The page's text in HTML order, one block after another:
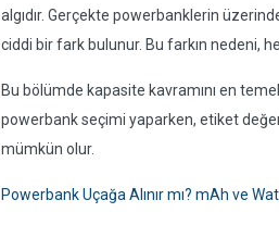
algıdır. Gerçekte powerbanklerin
ciddi bir fark bulunur. Bu farkın nedeni,
Bu bölümde kapasite kavramını en
powerbank seçimi yaparken, etiket
mümkün olur.
Powerbank Uçağa Alınır mı? mAh ve